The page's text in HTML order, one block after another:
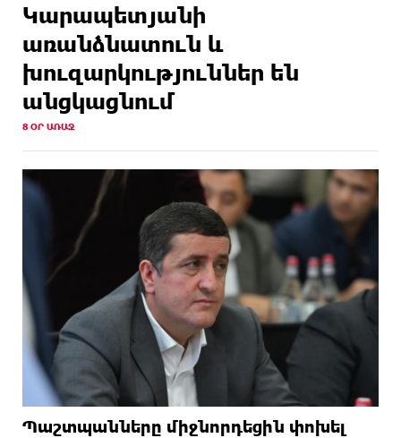
Կարապետյանի
առանձնատուն և
խուզարկություններ են
անցկացնում
8 ՕՐ ԱՌԱՋ
Պաշտպանները միջնորդեցին փոխել